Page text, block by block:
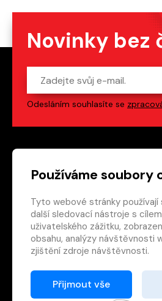
Používáme soubory
Tyto webové stránky používají
další sledovací nástroje s
uživatelského zážitku,
obsahu, analýzy návštěvnosti
zjištění zdroje návštěvnosti.
Přijmout vše
Novinky bez
Odesláním souhlasíte se
Patička webu
Vedlejší navigace
redakce@crew.cz
Ochrana soukromí
Nastavení cookies
E-shop